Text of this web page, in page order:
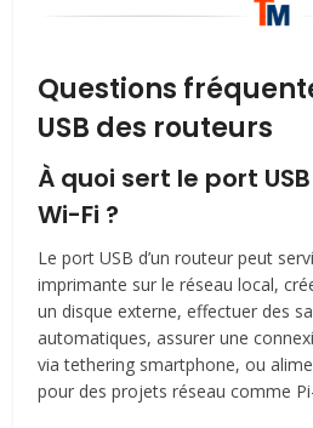
Questions
USB des routeurs
À quoi sert le port
Wi-Fi ?
Le port USB d’un routeur peut
imprimante sur le réseau local,
un disque externe, effectuer des
automatiques, assurer une
via tethering smartphone, ou
pour des projets réseau comme